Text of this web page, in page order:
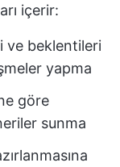
içerir:
ve beklentileri
yapma
göre
sunma